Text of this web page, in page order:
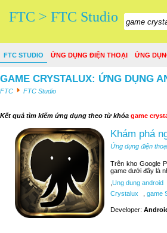
FTC > FTC Studio
FTC STUDIO ỨNG DỤNG ĐIỆN THOẠI ỨNG
GAME CRYSTALUX: ỨNG DỤNG
FTC FTC Studio
Kết quả tìm kiếm ứng dụng theo từ khóa game
Khám phá
Ứng dụng điện
Trên kho Google
game dưới đây là
Ung dung android
Crystalux
game
Developer: